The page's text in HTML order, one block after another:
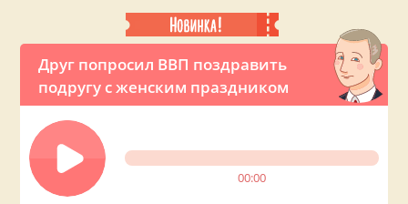
Друг попросил ВВП поздравить
подругу с женским праздником
00:00